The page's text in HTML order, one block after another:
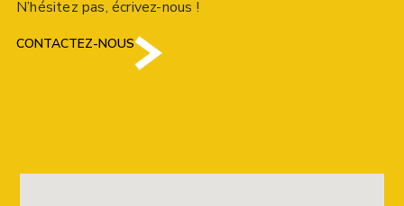
N’hésitez pas, écrivez-nous !
CONTACTEZ-NOUS